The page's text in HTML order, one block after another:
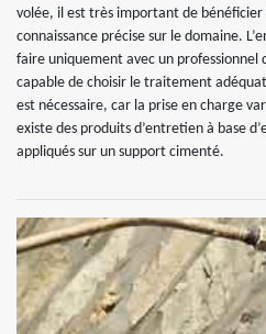
volée, il est très important de bénéficier
connaissance précise sur le domaine.
faire uniquement avec un professionnel
capable de choisir le traitement
est nécessaire, car la prise en charge
existe des produits d’entretien à base
appliqués sur un support cimenté.